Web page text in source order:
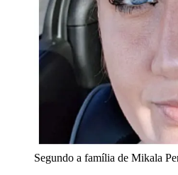
Segundo a família de Mikala